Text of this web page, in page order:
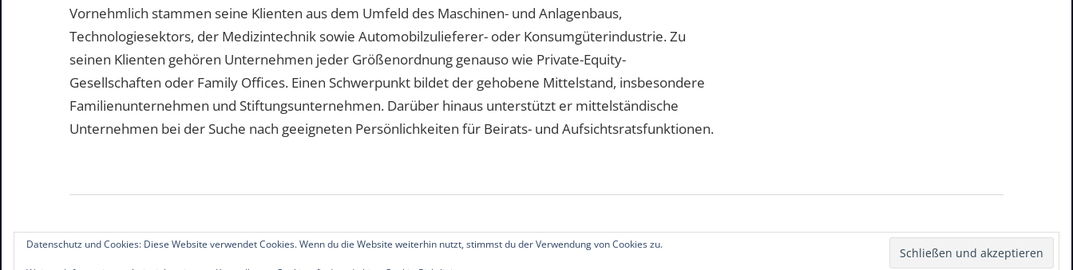
Vornehmlich stammen seine Klienten aus dem Umfeld des Maschinen- und Anlagenbaus,
Technologiesektors, der Medizintechnik sowie Automobilzulieferer- oder Konsumgüterindustrie. Zu
seinen Klienten gehören Unternehmen jeder Größenordnung genauso wie Private-Equity-
Gesellschaften oder Family Offices. Einen Schwerpunkt bildet der gehobene Mittelstand, insbesondere
Familienunternehmen und Stiftungsunternehmen. Darüber hinaus unterstützt er mittelständische
Unternehmen bei der Suche nach geeigneten Persönlichkeiten für Beirats- und Aufsichtsratsfunktionen.
© 2019-2026 Familienunternehmen.eu. Alle Rechte vorbehalten.
Datenschutz und Cookies: Diese Website verwendet Cookies. Wenn du die Website weiterhin nutzt, stimmst du der Verwendung von Cookies zu.